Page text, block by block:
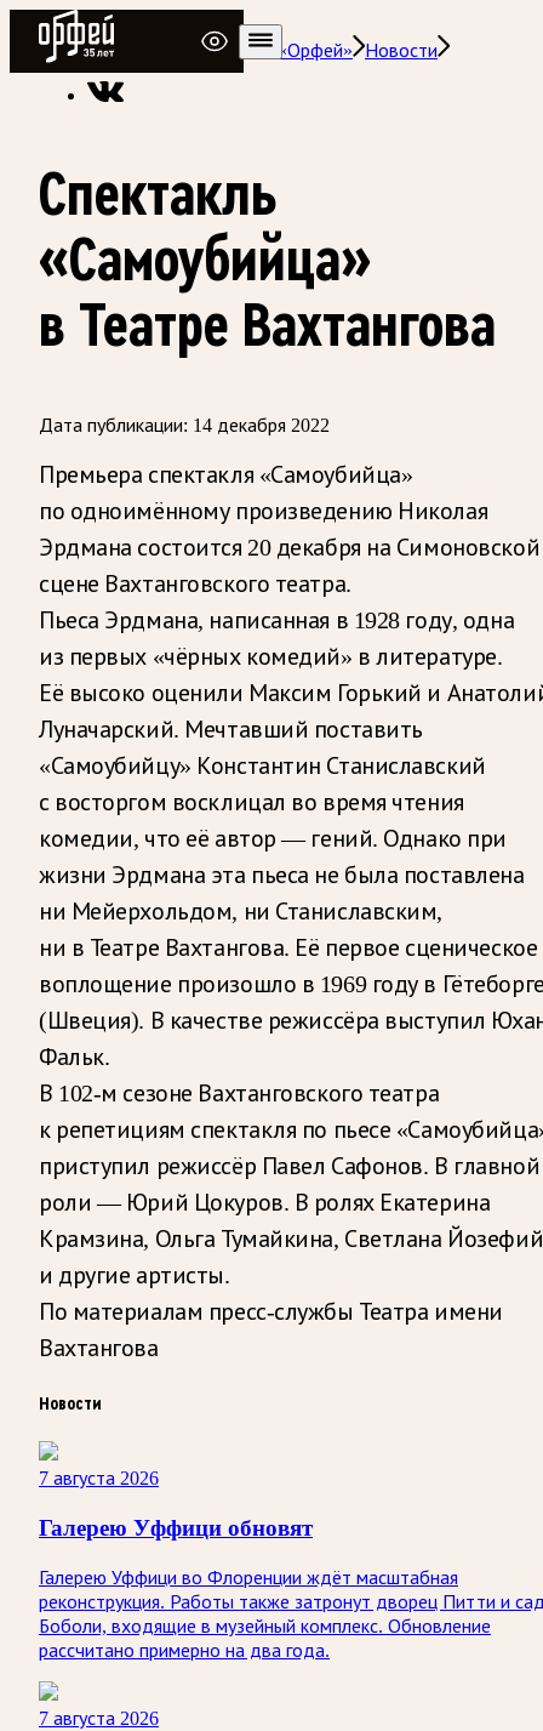
Радио Орфей
Радио классической музыки «Орфей»
Новости
Спектакль
«Самоубийца»
в Театре Вахтангова
Дата публикации: 14 декабря 2022
Премьера спектакля «Самоубийца»
по одноимённому произведению Николая
Эрдмана состоится 20 декабря на Симоновской
сцене Вахтанговского театра.
Пьеса Эрдмана, написанная в 1928 году, одна
из первых «чёрных комедий» в литературе.
Её высоко оценили Максим Горький и
Луначарский. Мечтавший поставить
«Самоубийцу» Константин Станиславский
с восторгом восклицал во время чтения
комедии, что её автор — гений. Однако при
жизни Эрдмана эта пьеса не была поставлена
ни Мейерхольдом, ни Станиславским,
ни в Театре Вахтангова. Её первое сценическое
воплощение произошло в 1969 году в
(Швеция). В качестве режиссёра выступил
Фальк.
В 102-м сезоне Вахтанговского театра
к репетициям спектакля по пьесе
приступил режиссёр Павел Сафонов. В главной
роли — Юрий Цокуров. В ролях Екатерина
Крамзина, Ольга Тумайкина, Светлана Йозефий
и другие артисты.
По материалам пресс-службы Театра имени
Вахтангова
Новости
7 августа 2026
Галерею Уффици обновят
Галерею Уффици во Флоренции ждёт масштабная
реконструкция. Работы также затронут дворец Питти и
Боболи, входящие в музейный комплекс. Обновление
рассчитано примерно на два года.
7 августа 2026